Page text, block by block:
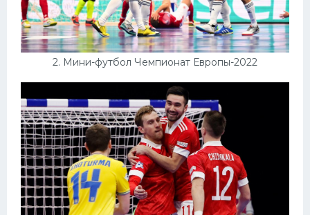
2. Мини-футбол Чемпионат Европы-2022